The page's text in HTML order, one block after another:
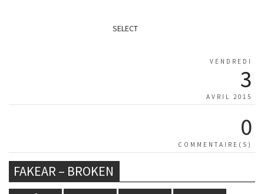
SELECT
VENDREDI
3
AVRIL 2015
0
COMMENTAIRE(S)
FAKEAR – BROKEN